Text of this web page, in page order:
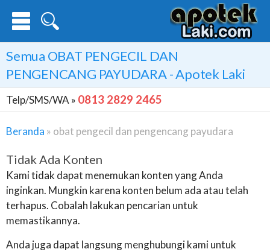
Semua OBAT PENGECIL DAN
PENGENCANG PAYUDARA- Apotek Laki
Telp/SMS/WA » 0813 2829 2465
Beranda » obat pengecil dan pengencang payudara
Tidak Ada Konten
Kami tidak dapat menemukan konten yang Anda
inginkan. Mungkin karena konten belum ada atau telah
terhapus. Cobalah lakukan pencarian untuk
memastikannya.
Anda juga dapat langsung menghubungi kami untuk